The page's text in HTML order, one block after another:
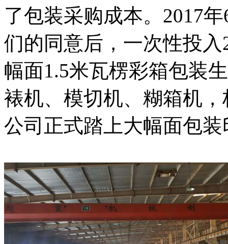
了包装采购成本。2017
们的同意后，一次性投
幅面1.5米瓦楞彩箱包装
裱机、模切机、糊箱机
公司正式踏上大幅面包